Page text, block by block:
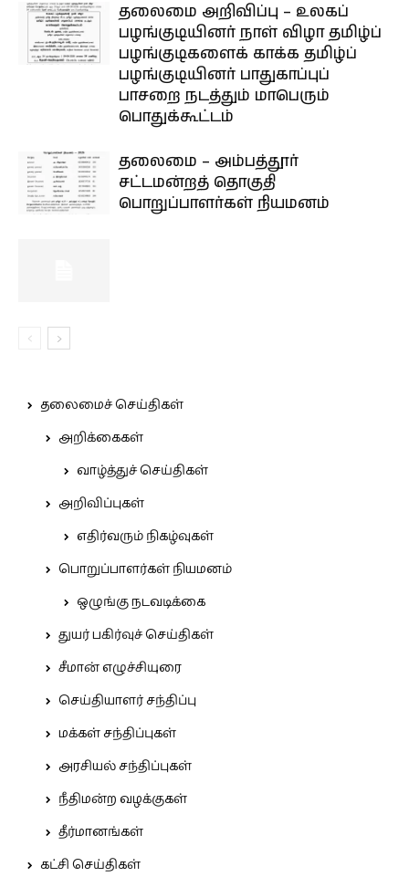
தலைமை அறிவிப்பு – உலகப்
பழங்குடியினர் நாள் விழா தமிழ்ப்
பழங்குடிகளைக் காக்க தமிழ்ப்
பழங்குடியினர் பாதுகாப்புப்
பாசறை நடத்தும் மாபெரும்
பொதுக்கூட்டம்
தலைமை – அம்பத்தூர்
சட்டமன்றத் தொகுதி
பொறுப்பாளர்கள் நியமனம்
தலைமைச் செய்திகள்
அறிக்கைகள்
வாழ்த்துச் செய்திகள்
அறிவிப்புகள்
எதிர்வரும் நிகழ்வுகள்
பொறுப்பாளர்கள் நியமனம்
ஒழுங்கு நடவடிக்கை
துயர் பகிர்வுச் செய்திகள்
சீமான் எழுச்சியுரை
செய்தியாளர் சந்திப்பு
மக்கள் சந்திப்புகள்
அரசியல் சந்திப்புகள்
நீதிமன்ற வழக்குகள்
தீர்மானங்கள்
கட்சி செய்திகள்